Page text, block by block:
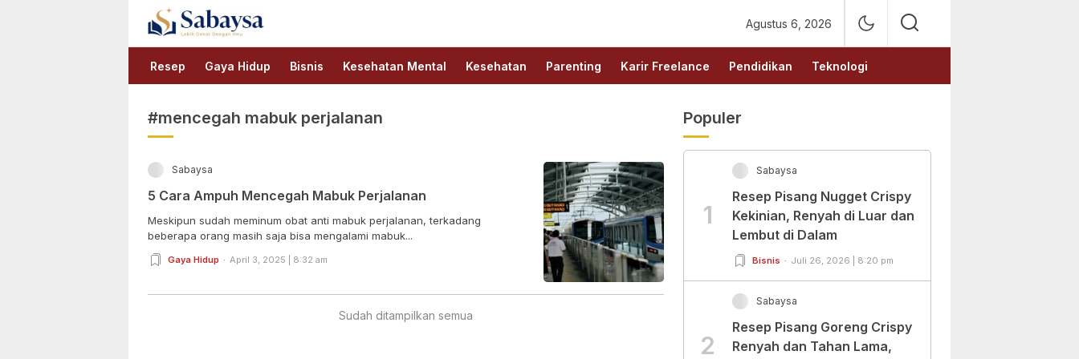
Sabaysa
Lebih Dekat Dengan Ilmu
Agustus 6, 2026
Resep Gaya Hidup Bisnis Kesehatan Mental Kesehatan Parenting Karir Freelance Pendidikan Teknologi
#mencegah mabuk perjalanan
Sabaysa
5 Cara Ampuh Mencegah Mabuk Perjalanan
Meskipun sudah meminum obat anti mabuk perjalanan, terkadang
beberapa orang masih saja bisa mengalami mabuk...
Gaya Hidup April 3, 2025 | 8:32 am
Sudah ditampilkan semua
Populer
1
Sabaysa
Resep Pisang Nugget Crispy
Kekinian, Renyah di Luar dan
Lembut di Dalam
Bisnis Juli 26, 2026 | 8:20 pm
2
Sabaysa
Resep Pisang Goreng Crispy
Renyah dan Tahan Lama,